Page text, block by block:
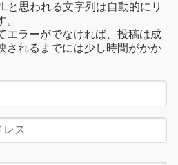
と思われる文字列は自動的にリ
エラーがでなければ、投稿は成
されるまでには少し時間がかか